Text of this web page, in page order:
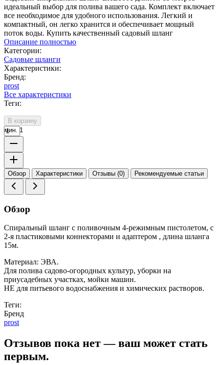
идеальный выбор для полива вашего сада. Комплект включает
все необходимое для удобного использования. Легкий и
компактный, он легко хранится и обеспечивает мощный
поток воды. Купить качественный садовый шланг
Описание полностью
Категории:
Садовые шланги
Характеристики:
Бренд:
prost
Все характеристики
Теги:
В корзину
мин. 1
Обзор Характеристики Отзывы (0) Рекомендуемые статьи
Обзор
Спиральный шланг с поливочным 4-режимным пистолетом, с
2-я пластиковыми коннекторами и адаптером , длина шланга
15м.
Материал: ЭВА.
Для полива садово-огородных культур, уборки на
приусадебных участках, мойки машин.
НЕ для питьевого водоснабжения и химических растворов.
Теги:
Бренд
prost
Отзывов пока нет — ваш может стать
первым.